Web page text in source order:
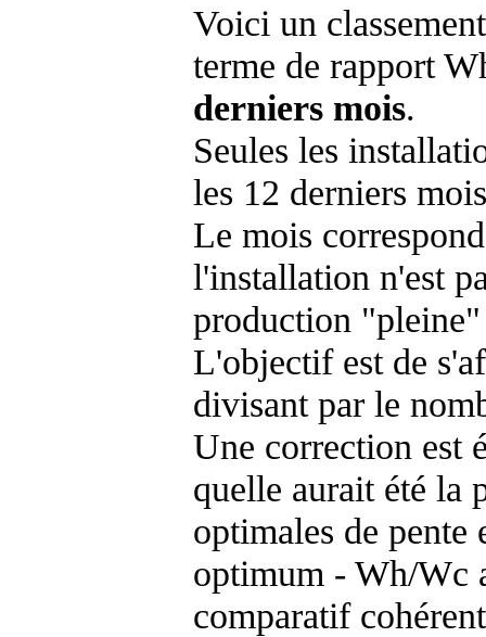
Voici un
terme de rapport
derniers mois.
Seules les
les 12 derniers
Le mois
l'installation n'est
production "pleine"
L'objectif est de
divisant par le
Une correction est
quelle aurait été la
optimales de
optimum - Wh/Wc
comparatif